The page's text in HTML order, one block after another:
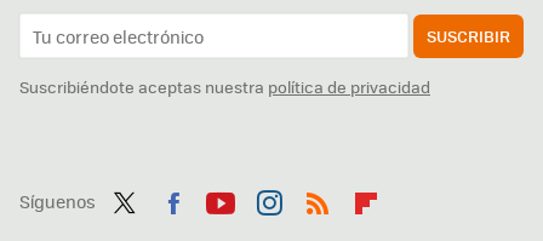
SUSCRIBIR
Suscribiéndote aceptas nuestra política de privacidad
Síguenos